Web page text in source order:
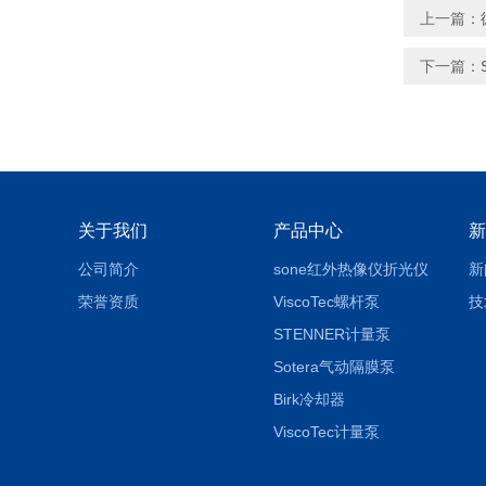
上一篇：
下一篇：
关于我们
公司简介
荣誉资质
产品中心
sone红外热像仪折光仪
ViscoTec螺杆泵
STENNER计量泵
Sotera气动隔膜泵
Birk冷却器
ViscoTec计量泵